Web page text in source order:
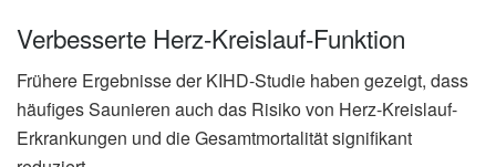
Verbesserte Herz-Kreislauf-Funktion
Frühere Ergebnisse der KIHD-Studie haben gezeigt, dass
häufiges Saunieren auch das Risiko von Herz-Kreislauf-
Erkrankungen und die Gesamtmortalität signifikant